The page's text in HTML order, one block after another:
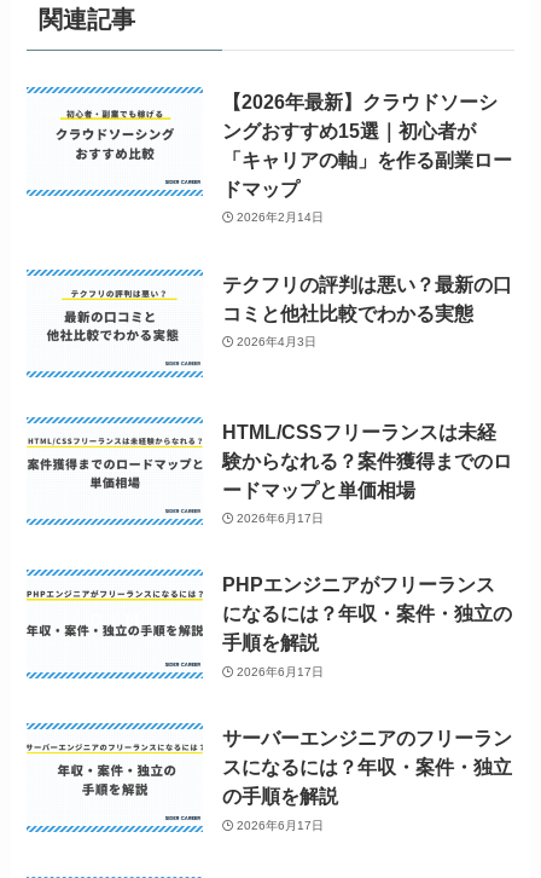
関連記事
【2026年最新】クラウドソーシ
ングおすすめ15選｜初心者が
「キャリアの軸」を作る副業ロー
ドマップ
2026年2月14日
テクフリの評判は悪い？最新の口
コミと他社比較でわかる実態
2026年4月3日
HTML/CSSフリーランスは未経
験からなれる？案件獲得までのロ
ードマップと単価相場
2026年6月17日
PHPエンジニアがフリーランス
になるには？年収・案件・独立の
手順を解説
2026年6月17日
サーバーエンジニアのフリーラン
スになるには？年収・案件・独立
の手順を解説
2026年6月17日